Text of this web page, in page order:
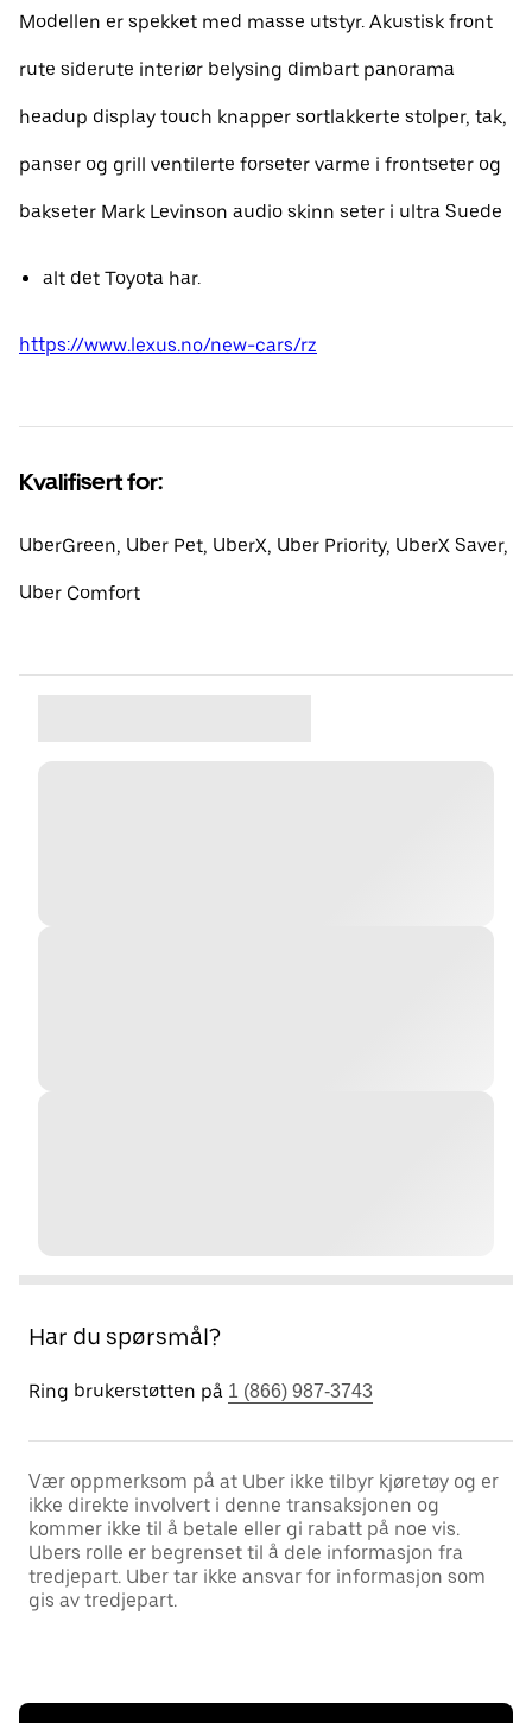
Modellen er spekket med masse utstyr. Akustisk front
rute siderute interiør belysing dimbart panorama
headup display touch knapper sortlakkerte stolper, tak,
panser og grill ventilerte forseter varme i frontseter og
bakseter Mark Levinson audio skinn seter i ultra Suede
alt det Toyota har.
https://www.lexus.no/new-cars/rz
Kvalifisert for:
UberGreen, Uber Pet, UberX, Uber Priority, UberX Saver,
Uber Comfort
Har du spørsmål?
Ring brukerstøtten på 1 (866) 987-3743
Vær oppmerksom på at Uber ikke tilbyr kjøretøy og er
ikke direkte involvert i denne transaksjonen og
kommer ikke til å betale eller gi rabatt på noe vis.
Ubers rolle er begrenset til å dele informasjon fra
tredjepart. Uber tar ikke ansvar for informasjon som
gis av tredjepart.